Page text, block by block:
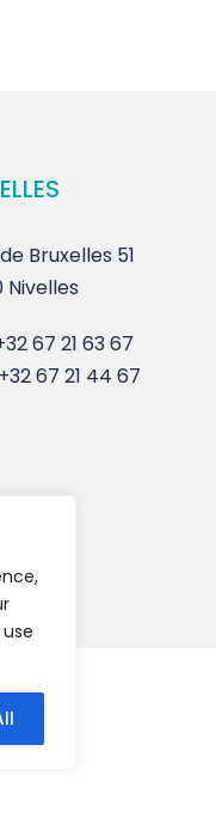
Bruxelles 51
Nivelles
67 21 63 67
+32 67 21 44 67